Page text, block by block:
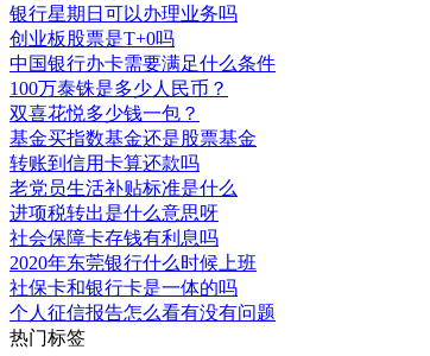
银行星期日可以办理业务吗
创业板股票是T+0吗
中国银行办卡需要满足什么条件
100万泰铢是多少人民币？
双喜花悦多少钱一包？
基金买指数基金还是股票基金
转账到信用卡算还款吗
老党员生活补贴标准是什么
进项税转出是什么意思呀
社会保障卡存钱有利息吗
2020年东莞银行什么时候上班
社保卡和银行卡是一体的吗
个人征信报告怎么看有没有问题
热门标签